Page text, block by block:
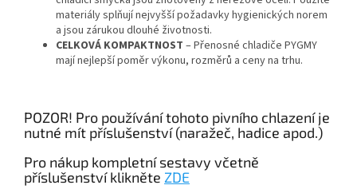
materiály splňují nejvyšší požadavky hygienických norem
a jsou zárukou dlouhé životnosti.
CELKOVÁ KOMPAKTNOST – Přenosné chladiče PYGMY
mají nejlepší poměr výkonu, rozměrů a ceny na trhu.
POZOR! Pro používání tohoto pivního chlazení je
nutné mít příslušenství (naražeč, hadice apod.)
Pro nákup kompletní sestavy včetně
příslušenství klikněte ZDE